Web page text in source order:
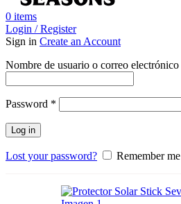
0 items
Login / Register
Sign in Create an Account
Nombre de usuario o correo electrónico
Password *
Log in
Lost your password? Remember me